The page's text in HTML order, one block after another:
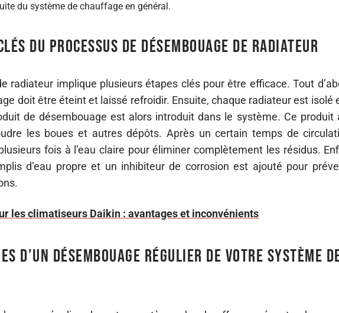
du système de chauffage en général.
du processus de désembouage de radiateur
radiateur implique plusieurs étapes clés pour être efficace. Tout
doit être éteint et laissé refroidir. Ensuite, chaque radiateur est isolé
de désembouage est alors introduit dans le système. Ce produit
les boues et autres dépôts. Après un certain temps de
fois à l’eau claire pour éliminer complètement les résidus.
d’eau propre et un inhibiteur de corrosion est ajouté pour
les climatiseurs Daikin : avantages et inconvénients
d’un désembouage régulier de votre système